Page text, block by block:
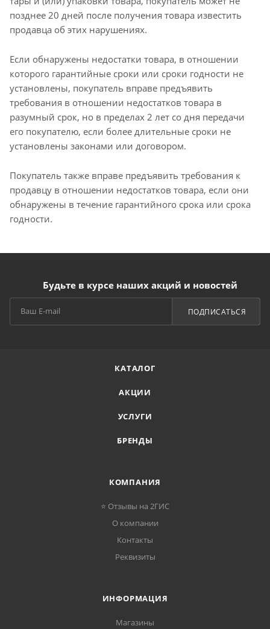
позднее 20 дней после получения товара известить
продавца об этих нарушениях.
Если обнаружены недостатки товара, в отношении
которого гарантийные сроки или сроки годности не
установлены, покупатель вправе предъявить
требования в отношении недостатков товара в
разумный срок, но в пределах 2 лет со дня передачи
его покупателю, если более длительные сроки не
установлены законами или договором.
Покупатель также вправе предъявить требования к
продавцу в отношении недостатков товара, если они
обнаружены в течение гарантийного срока или срока
годности.
Будьте в курсе наших акций и новостей
ПОДПИСАТЬСЯ
КАТАЛОГ
АКЦИИ
УСЛУГИ
БРЕНДЫ
КОМПАНИЯ
⭐ Отзывы на 2ГИС
О компании
Контакты
Реквизиты
ИНФОРМАЦИЯ
Магазины